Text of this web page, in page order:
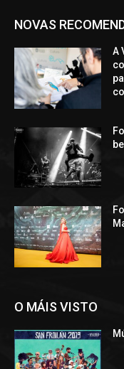
NOVAS
A
O MÁIS VISTO